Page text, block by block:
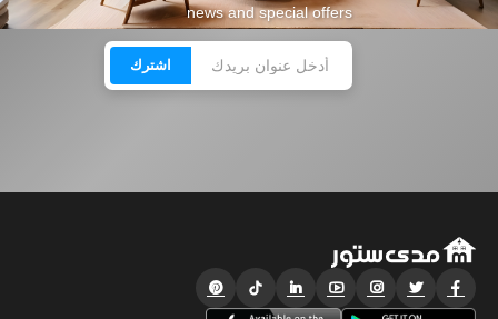
news and special offers
اشترك